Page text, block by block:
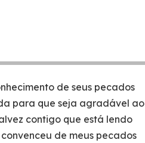
de seus pecados
para que seja agradável ao
contigo que está lendo
de meus pecados